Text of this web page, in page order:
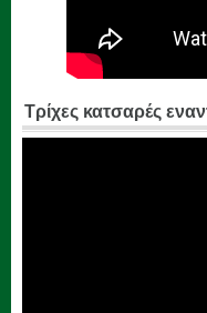
Τρίχες κατσαρές